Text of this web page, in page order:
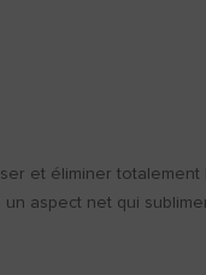
et éliminer
aspect net qui